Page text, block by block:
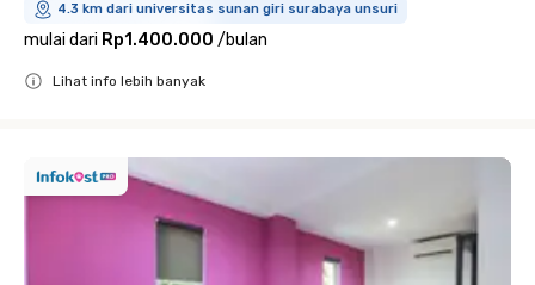
4.3 km dari universitas sunan giri surabaya unsuri
mulai dari Rp1.400.000 /bulan
Lihat info lebih banyak